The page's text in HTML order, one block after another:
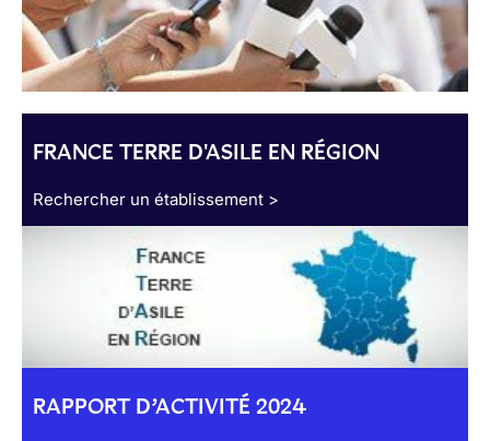
FRANCE TERRE D'ASILE EN RÉGION
Rechercher un établissement >
RAPPORT D’ACTIVITÉ 2024